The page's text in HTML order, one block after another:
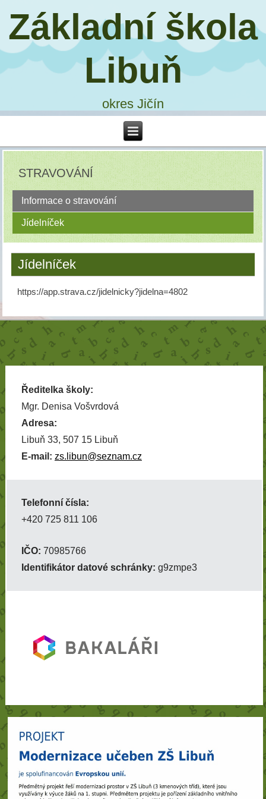
Základní škola
Libuň
okres Jičín
STRAVOVÁNÍ
Informace o stravování
Jídelníček
Jídelníček
https://app.strava.cz/jidelnicky?jidelna=4802
Ředitelka školy:
Mgr. Denisa Vošvrdová
Adresa:
Libuň 33, 507 15 Libuň
E-mail: zs.libun@seznam.cz
Telefonní čísla:
+420 725 811 106
IČO: 70985766
Identifikátor datové schránky: g9zmpe3